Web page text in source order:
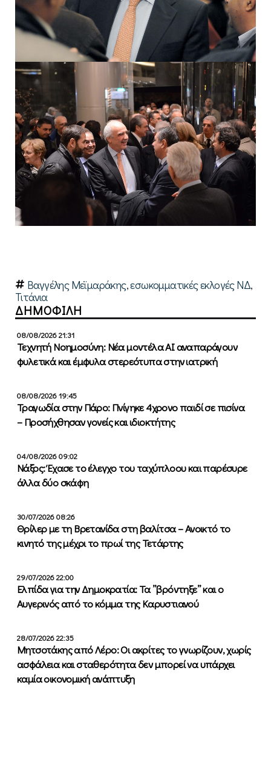
Βαγγέλης Μεϊμαράκης,εσωκομματικές εκλογές ΝΔ,
Τιτάνια
ΔΗΜΟΦΙΛΗ
08/08/2026 21:31
Τεχνητή Νοημοσύνη: Νέα μοντέλα ΑΙ αναπαράγουν
φυλετικά και έμφυλα στερεότυπα στην ιατρική
08/08/2026 19:45
Τραγωδία στην Πάρο: Πνίγηκε 4χρονο παιδί σε πισίνα
– Προσήχθησαν γονείς και ιδιοκτήτης
04/08/2026 09:02
Νάξος: Έχασε το έλεγχο του ταχύπλοου και παρέσυρε
άλλα δύο σκάφη
30/07/2026 08:26
Θρίλερ με τη Βρετανίδα στη βαλίτσα – Ανοικτό το
κινητό της μέχρι το πρωί της Τετάρτης
29/07/2026 22:00
Ελπίδα για την Δημοκρατία: Τα ”βρόντηξε” και ο
Αυγερινός από το κόμμα της Καρυστιανού
28/07/2026 22:35
Μητσοτάκης από Λέρο: Οι ακρίτες το γνωρίζουν, χωρίς
ασφάλεια και σταθερότητα δεν μπορεί να υπάρχει
καμία οικονομική ανάπτυξη